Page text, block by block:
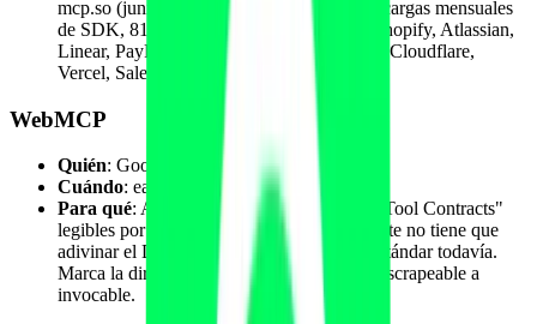
mcp.so (junio de 2026), 97 millones de descargas mensuales
de SDK, 81.000 estrellas GitHub. Stripe, Shopify, Atlassian,
Linear, PayPal, Sentry, Intercom, Webflow, Cloudflare,
Vercel, Salesforce, Cal.com.
WebMCP
Quién: Google + Microsoft.
Cuándo: early preview en febrero de 2026.
Para qué: API de navegador que expone "Tool Contracts"
legibles por máquinas, de modo que el agente no tiene que
adivinar el DOM. Aún en preview, no es estándar todavía.
Marca la dirección de viaje: la web pasa de scrapeable a
invocable.